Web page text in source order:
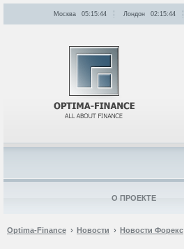
Optima-Finance Новости Новости Форекс
Москва 05:15:44 Лондон 02:15:44
О ПРОЕКТЕ